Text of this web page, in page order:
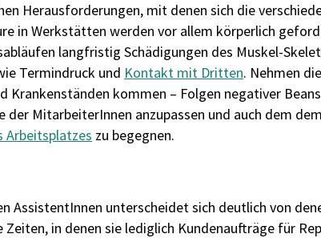
Herausforderungen, mit denen sich die
in Werkstätten werden vor allem körperlich
langfristig Schädigungen des Muskel-
Termindruck und Kontakt mit Dritten. Nehmen
kommen – Folgen negativer
MitarbeiterInnen anzupassen und auch dem
Arbeitsplatzes zu begegnen.
AssistentInnen unterscheidet sich deutlich von
in denen sie lediglich Kundenaufträge für